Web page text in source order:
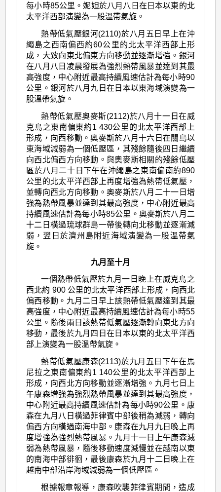
每小時85公里。妮妲於八月八日在日本以東的北
太平洋西部演變為一股溫帶氣旋。
熱帶低氣壓銀河(2110)於八月五日早上在沖
繩島之西南偏西約60公里的北太平洋西部上形
成，大致向東北偏東方向移動並逐漸增強。銀河
在八月八日凌晨發展為強烈熱帶風暴並達到其最
高強度，中心附近最高持續風速估計為每小時90
公里。銀河於八月九日在日本以東海域演變為一
股溫帶氣旋。
熱帶低氣壓奧麥斯(2112)於八月十一日在威
克島之東南偏東約1 430公里的北太平洋西部上
形成，向西移動。奧麥斯於八月十六日在關島以
東海域減弱為一個低壓區，其殘餘隨後四日繼續
向西北偏西方向移動。與奧麥斯相關的殘餘低壓
區於八月二十日下午在沖繩島之東南偏南約890
公里的北太平洋西部上再度增強為熱帶低氣壓，
並轉向西北方向移動。奧麥斯於八月二十一日增
強為熱帶風暴並達到其最高強度，中心附近最高
持續風速估計為每小時85公里。奧麥斯於八月二
十二日橫過琉球群島一帶後轉向北移動並逐漸減
弱，翌日於濟州島附近海域演變為一股溫帶氣
旋。
九月至十月
一個熱帶低氣壓於九月一日晚上在威克島之
西北約 900 公里的北太平洋西部上形成，向西北
偏西移動。九月二日早上該熱帶低氣壓達到其最
高強度，中心附近最高持續風速估計為每小時55
公里。隨後兩日該熱帶低氣壓逐漸轉向東北方向
移動，最後於九月四日在日本以東的北太平洋西
部上演變為一股溫帶氣旋。
熱帶低氣壓康森(2113)於九月五日下午在馬
尼拉之東南偏東約1 140公里的北太平洋西部上
形成，向西北方向移動並逐漸增強。九月七日上
午康森增強為強烈熱帶風暴並達到其最高強度，
中心附近最高持續風速估計為每小時90公里。康
森在九月八日橫過菲律賓中部後稍為減弱，轉向
偏西方向橫過南海中部。康森在九月九日晚上再
度增強為強烈熱帶風暴。九月十一日上午康森減
弱為熱帶風暴，隨後移動速度減慢並在越南以東
的南海中部徘徊，最後康森於九月十二日晚上在
越南中部沿岸海域減弱為一個低壓區。
根據報章報導，康森吹襲菲律賓期間，造成